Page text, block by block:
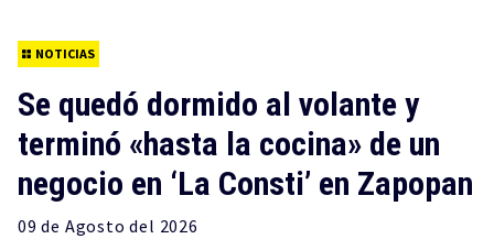
NOTICIAS
Se quedó dormido al volante y
terminó «hasta la cocina» de un
negocio en ‘La Consti’ en Zapopan
09 de Agosto del 2026